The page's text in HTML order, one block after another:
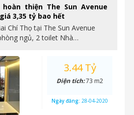
hoàn thiện The Sun Avenue
3,35 tỷ bao hết
Chí Thọ tại The Sun Avenue
ngủ, 2 toilet Nhà…
3.44 Tỷ
Diện tích:73 m2
Ngày đăng: 28-04-2020